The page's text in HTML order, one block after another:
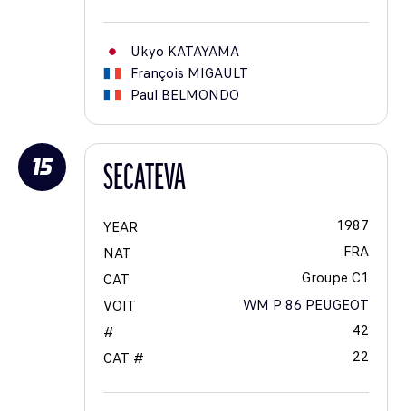
Ukyo KATAYAMA
François MIGAULT
Paul BELMONDO
15 SECATEVA
YEAR
1987
NAT
FRA
CAT
Groupe C1
VOIT
WM P 86 PEUGEOT
#
42
CAT #
22